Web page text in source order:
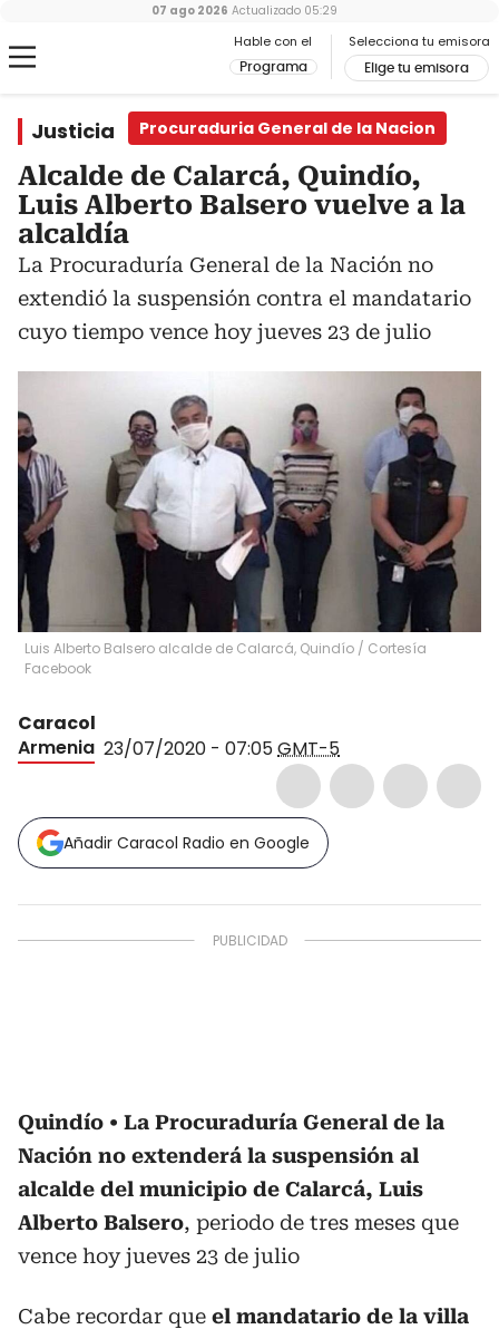
Hable con el
Programa
Selecciona tu emisora
Elige tu emisora
07 ago 2026 Actualizado 05:29
Justicia Procuraduria General de la Nacion
Alcalde de Calarcá, Quindío,
Luis Alberto Balsero vuelve a la
alcaldía
La Procuraduría General de la Nación no
extendió la suspensión contra el mandatario
cuyo tiempo vence hoy jueves 23 de julio
Luis Alberto Balsero alcalde de Calarcá, Quindío / Cortesía
Facebook
Caracol
Armenia 23/07/2020 - 07:05GMT-5
Añadir Caracol Radio en Google
Quindío
La Procuraduría General de la
Nación no extenderá la suspensión al
alcalde del municipio de Calarcá, Luis
Alberto Balsero, periodo de tres meses que
vence hoy jueves 23 de julio
Cabe recordar que el mandatario de la villa